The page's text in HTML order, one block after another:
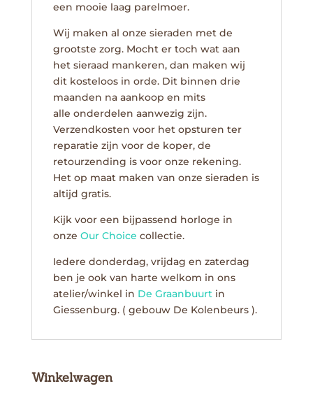
een mooie laag parelmoer.
Wij maken al onze sieraden met de
grootste zorg. Mocht er toch wat aan
het sieraad mankeren, dan maken wij
dit kosteloos in orde. Dit binnen drie
maanden na aankoop en mits
alle onderdelen aanwezig zijn.
Verzendkosten voor het opsturen ter
reparatie zijn voor de koper, de
retourzending is voor onze rekening.
Het op maat maken van onze sieraden is
altijd gratis.
Kijk voor een bijpassend horloge in
onze Our Choice collectie.
Iedere donderdag, vrijdag en zaterdag
ben je ook van harte welkom in ons
atelier/winkel in De Graanbuurtin
Giessenburg. ( gebouw De Kolenbeurs ).
Winkelwagen